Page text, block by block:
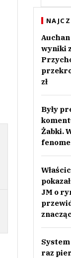
wyniki
zł
Były
Żabki.
JM o
raz